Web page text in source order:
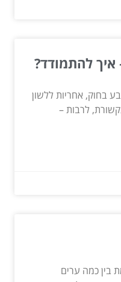
איך להתמודד?
בחוק, אחריות ללשון
לרבות –
בין כמה ערים